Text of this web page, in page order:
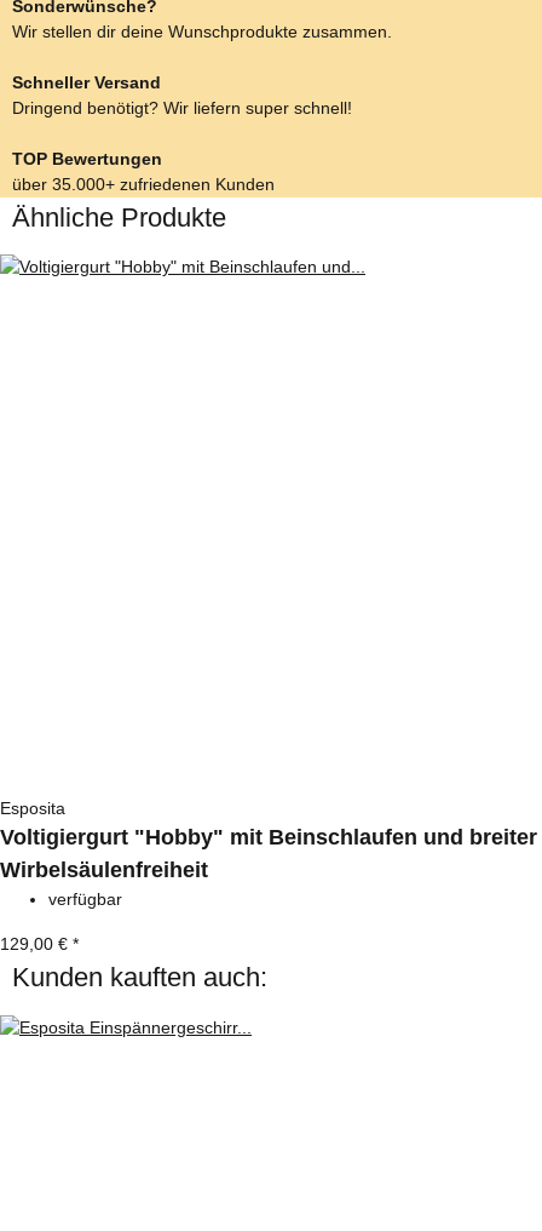
Sonderwünsche?
Wir stellen dir deine Wunschprodukte zusammen.
Schneller Versand
Dringend benötigt? Wir liefern super schnell!
TOP Bewertungen
über 35.000+ zufriedenen Kunden
Ähnliche Produkte
Esposita
Voltigiergurt "Hobby" mit Beinschlaufen und breiter
Wirbelsäulenfreiheit
verfügbar
129,00 € *
Kunden kauften auch: